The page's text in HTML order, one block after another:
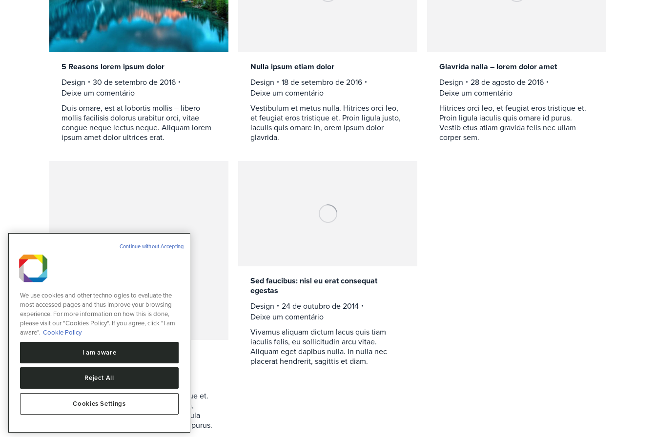
5 Reasons lorem ipsum dolor
Design
30 de setembro de 2016
Deixe um comentário
Duis ornare, est at lobortis mollis – libero
mollis facilisis dolorus urabitur orci, vitae
congue neque lectus neque. Aliquam lorem
ipsum amet dolor ultrices erat.
Nulla ipsum etiam dolor
Design
18 de setembro de 2016
Deixe um comentário
Vestibulum et metus nulla. Hitrices orci leo,
et feugiat eros tristique et. Proin ligula justo,
iaculis quis ornare in, orem ipsum dolor
glavrida.
Glavrida nalla – lorem dolor amet
Design
28 de agosto de 2016
Deixe um comentário
Hitrices orci leo, et feugiat eros tristique et.
Proin ligula iaculis quis ornare id purus.
Vestib etus atiam gravida felis nec ullam
corper sem.
Fusce eget nibh et lacus
Design
1 de março de 2016
Deixe um comentário
Hitrices orci leo, et feugiat eros tristique et.
Proin ligula justo, iaculis quis ornare in,
tempus id purus. Vestib etus. Proin ligula
justo, iaculis quis ornare in, tempus id purus.
Sed faucibus: nisl eu erat consequat
egestas
Design
24 de outubro de 2014
Deixe um comentário
Vivamus aliquam dictum lacus quis tiam
iaculis felis, eu sollicitudin arcu vitae.
Aliquam eget dapibus nulla. In nulla nec
placerat hendrerit, sagittis et diam.
We use cookies and other technologies to evaluate the
most accessed pages and thus improve your browsing
experience. For more information on how this is done,
please visit our "Cookies Policy". If you agree, click "I am
aware". Cookie Policy
I am aware
Reject All
Cookies Settings
Continue without Accepting